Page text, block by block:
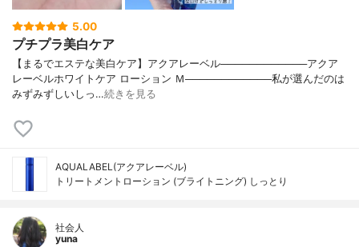
5.00
プチプラ美白ケア
【まるでエステな美白ケア】アクアレーベル────────────アクア
レーベルホワイトケア ローション Ｍ────────────私が選んだのは
みずみずしいしっ…続きを見る
AQUALABEL(アクアレーベル)
トリートメントローション (ブライトニング) しっとり
社会人
yuna